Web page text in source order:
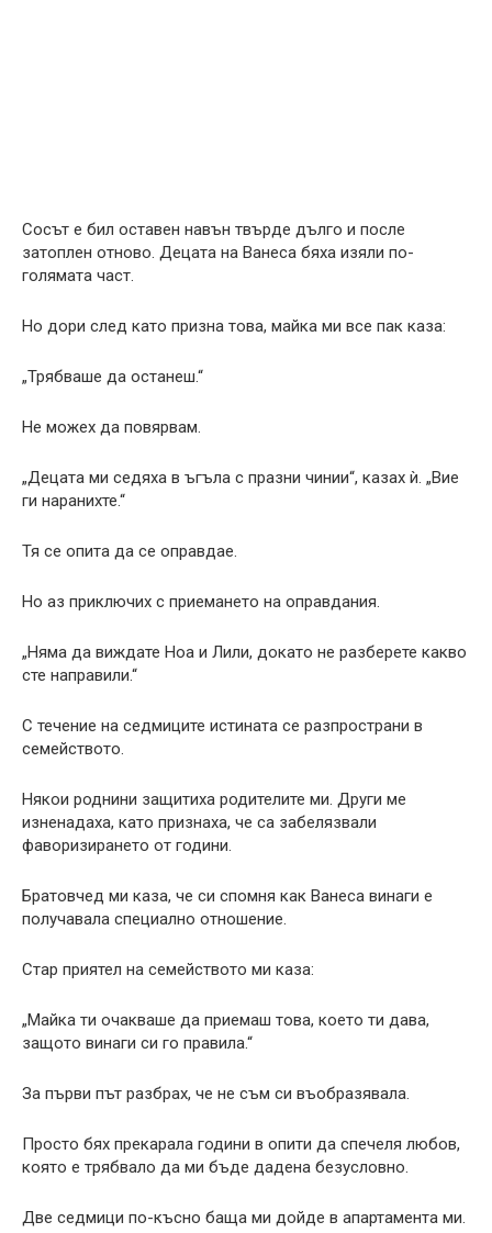
Сосът е бил оставен навън твърде дълго и после
затоплен отново. Децата на Ванеса бяха изяли по-
голямата част.
Но дори след като призна това, майка ми все пак каза:
„Трябваше да останеш.“
Не можех да повярвам.
„Децата ми седяха в ъгъла с празни чинии“, казах ѝ. „Вие
ги наранихте.“
Тя се опита да се оправдае.
Но аз приключих с приемането на оправдания.
„Няма да виждате Ноа и Лили, докато не разберете какво
сте направили.“
С течение на седмиците истината се разпространи в
семейството.
Някои роднини защитиха родителите ми. Други ме
изненадаха, като признаха, че са забелязвали
фаворизирането от години.
Братовчед ми каза, че си спомня как Ванеса винаги е
получавала специално отношение.
Стар приятел на семейството ми каза:
„Майка ти очакваше да приемаш това, което ти дава,
защото винаги си го правила.“
За първи път разбрах, че не съм си въобразявала.
Просто бях прекарала години в опити да спечеля любов,
която е трябвало да ми бъде дадена безусловно.
Две седмици по-късно баща ми дойде в апартамента ми.